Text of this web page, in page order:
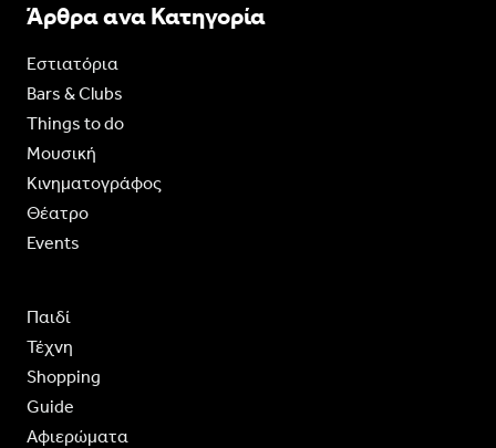
Άρθρα ανα Κατηγορία
Εστιατόρια
Bars & Clubs
Things to do
Moυσική
Κινηματογράφος
Θέατρο
Events
Παιδί
Τέχνη
Shopping
Guide
Aφιερώματα